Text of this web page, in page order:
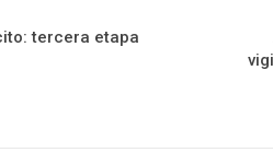
tercera etapa